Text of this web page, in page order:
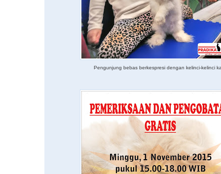
Pengunjung bebas berkespresi dengan kelinci-kelinci